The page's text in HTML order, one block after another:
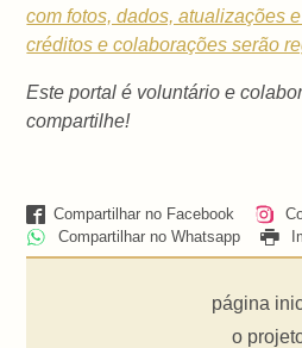
com fotos, dados, atualizações
créditos e colaborações serão
Este portal é voluntário e
compartilhe!
Compartilhar no Facebook
Compartilhar no Whatsapp
página
o